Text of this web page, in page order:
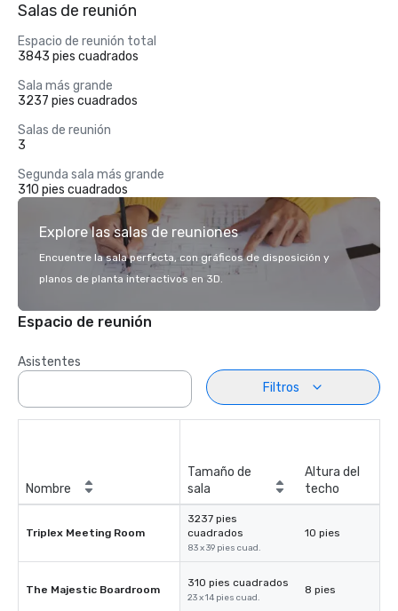
Salas de reunión
Espacio de reunión total
3843 pies cuadrados
Sala más grande
3237 pies cuadrados
Salas de reunión
3
Segunda sala más grande
310 pies cuadrados
Explore las salas de reuniones
Encuentre la sala perfecta, con gráficos de disposición y
planos de planta interactivos en 3D.
Espacio de reunión
Asistentes
Filtros
Nombre
Tamaño de
sala
Altura del
techo
Triplex Meeting Room
3237 pies
cuadrados
83 x 39 pies cuad.
10 pies
The Majestic Boardroom
310 pies cuadrados
23 x 14 pies cuad.
8 pies